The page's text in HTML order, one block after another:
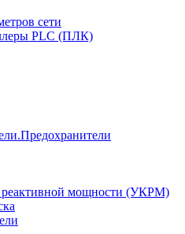
сети
PLC (ПЛК)
реактивной мощности (УКРМ)